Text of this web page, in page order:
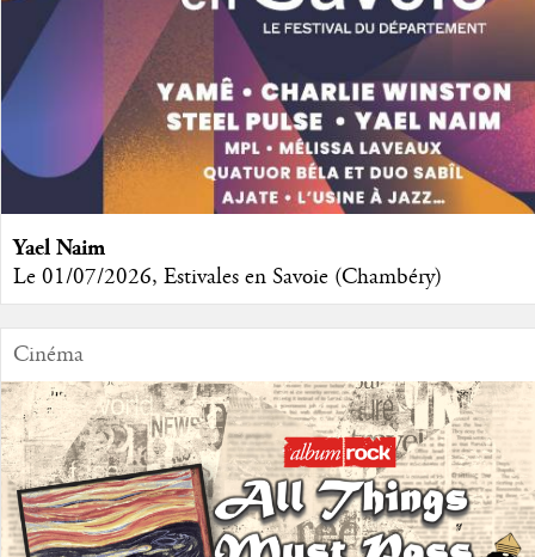
Yael Naim
Le 01/07/2026, Estivales en Savoie (Chambéry)
Cinéma